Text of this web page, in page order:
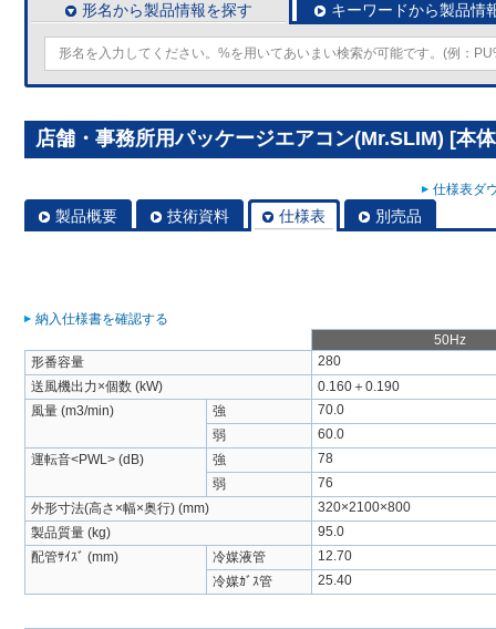
形名から製品情報を探す キーワードから製品情
店舗・事務所用パッケージエアコン(Mr.SLIM) [本
仕様表ダ
製品概要 技術資料 仕様表 別売品
納入仕様書を確認する
50Hz
形番容量
280
送風機出力×個数 (kW)
0.160＋0.190
風量 (m3/min)
強
70.0
弱
60.0
運転音<PWL> (dB)
強
78
弱
76
外形寸法(高さ×幅×奥行) (mm)
320×2100×800
製品質量 (kg)
95.0
配管ｻｲｽﾞ (mm)
冷媒液管
12.70
冷媒ｶﾞｽ管
25.40